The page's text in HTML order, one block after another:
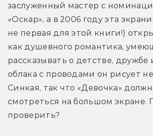
заслуженный мастер с
«Оскар», а в 2006 году эта
не первая для этой книги!)
как душевного романтика,
рассказывать о детстве, дружбе
облака с проводами он рисует
Синкая, так что «Девочка»
смотреться на большом экране.
проверить?